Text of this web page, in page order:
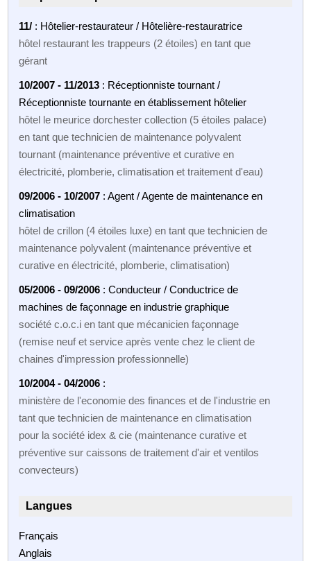
11/ : Hôtelier-restaurateur / Hôtelière-restauratrice
hôtel restaurant les trappeurs (2 étoiles) en tant que
gérant
10/2007 - 11/2013 : Réceptionniste tournant /
Réceptionniste tournante en établissement hôtelier
hôtel le meurice dorchester collection (5 étoiles palace)
en tant que technicien de maintenance polyvalent
tournant (maintenance préventive et curative en
électricité, plomberie, climatisation et traitement d'eau)
09/2006 - 10/2007 : Agent / Agente de maintenance en
climatisation
hôtel de crillon (4 étoiles luxe) en tant que technicien de
maintenance polyvalent (maintenance préventive et
curative en électricité, plomberie, climatisation)
05/2006 - 09/2006 : Conducteur / Conductrice de
machines de façonnage en industrie graphique
société c.o.c.i en tant que mécanicien façonnage
(remise neuf et service après vente chez le client de
chaines d'impression professionnelle)
10/2004 - 04/2006 :
ministère de l'economie des finances et de l'industrie en
tant que technicien de maintenance en climatisation
pour la société idex & cie (maintenance curative et
préventive sur caissons de traitement d'air et ventilos
convecteurs)
Langues
Français
Anglais